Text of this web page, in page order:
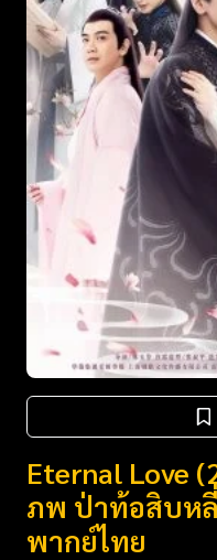
Eternal Love
ภพ ป่าท้อสิบห
พากย์ไทย